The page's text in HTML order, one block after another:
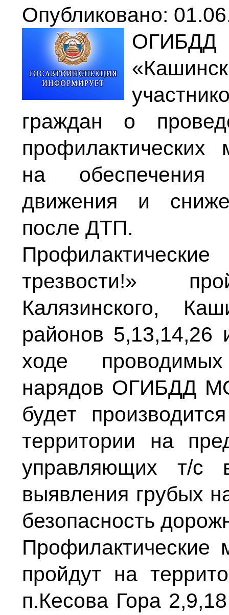
Опубликовано:
граждан о
профилактических
на обеспечения
движения и
после ДТП.
трезвости!»
Калязинского,
районов
ходе
нарядов ОГИБДД
будет
территории на
управляющих т/с
выявления грубых
безопасность
Профилактические
пройдут на
п.Кесова Гора